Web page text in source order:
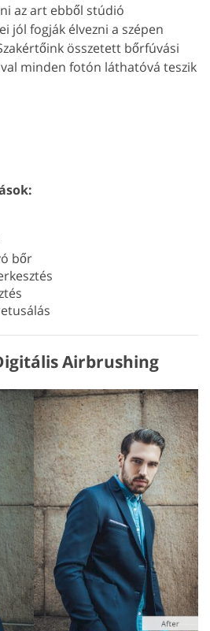
az art ebből stúdió
jól fogják élvezni a szépen
összetett bőrfúvási
minden fotón láthatóvá teszik
bőr
Airbrushing